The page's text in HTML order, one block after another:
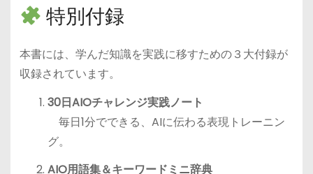
特別付録
本書には、学んだ知識を実践に移すための３大付録が
収録されています。
30日AIOチャレンジ実践ノート
毎日1分でできる、AIに伝わる表現トレーニン
グ。
AIO用語集＆キーワードミニ辞典